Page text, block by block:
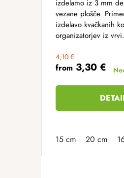
from 3,30 €
4,10 €
izdelamo iz 3 mm
vezane plošče.
izdelavo kvačkanih
organizatorjev iz
15 cm 20 cm